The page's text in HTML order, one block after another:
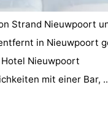
Strand Nieuwpoort
in Nieuwpoort
Nieuwpoort
mit einer Bar,